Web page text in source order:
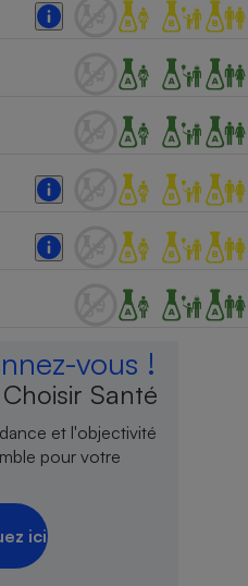
vous !
Santé
et l'objectivité
pour votre
ici